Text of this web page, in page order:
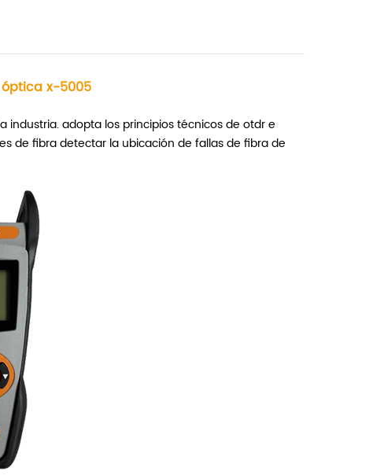
x-5005
adopta los principios técnicos de otdr e
de fibra detectar la ubicación de fallas de fibra de